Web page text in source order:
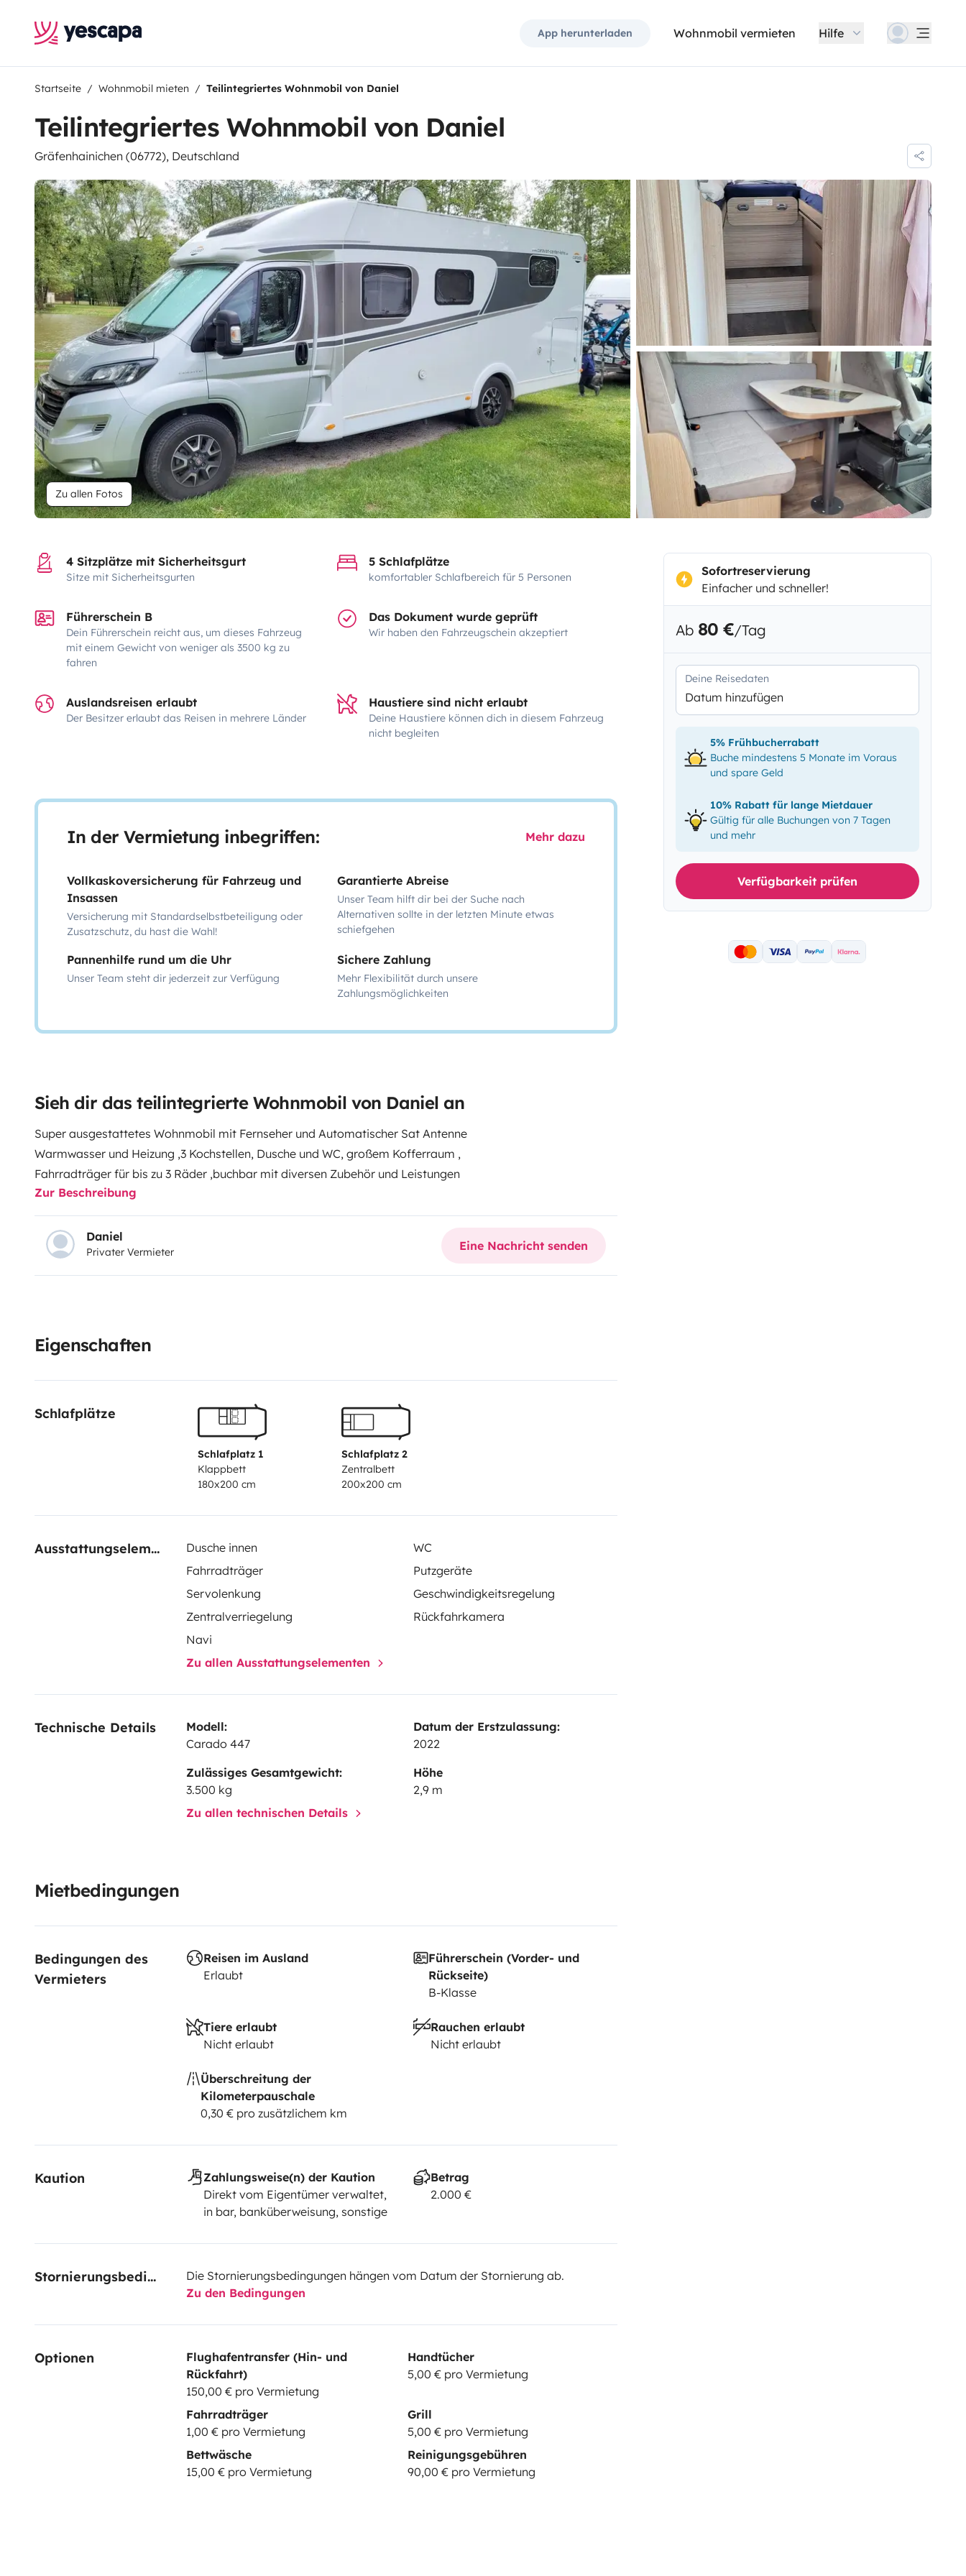
App herunterladen Wohnmobil vermieten Hilfe
Startseite Wohnmobil mieten Teilintegriertes Wohnmobil von Daniel
Teilintegriertes Wohnmobil von Daniel
Gräfenhainichen (06772), Deutschland
Zu allen Fotos
4 Sitzplätze mit Sicherheitsgurt
Sitze mit Sicherheitsgurten
5 Schlafplätze
komfortabler Schlafbereich für 5 Personen
Führerschein B
Dein Führerschein reicht aus, um dieses Fahrzeug
mit einem Gewicht von weniger als 3500 kg zu
fahren
Das Dokument wurde geprüft
Wir haben den Fahrzeugschein akzeptiert
Auslandsreisen erlaubt
Der Besitzer erlaubt das Reisen in mehrere Länder
Haustiere sind nicht erlaubt
Deine Haustiere können dich in diesem Fahrzeug
nicht begleiten
In der Vermietung inbegriffen: Mehr dazu
Vollkaskoversicherung für Fahrzeug und
Insassen
Versicherung mit Standardselbstbeteiligung oder
Zusatzschutz, du hast die Wahl!
Garantierte Abreise
Unser Team hilft dir bei der Suche nach
Alternativen sollte in der letzten Minute etwas
schiefgehen
Pannenhilfe rund um die Uhr
Unser Team steht dir jederzeit zur Verfügung
Sichere Zahlung
Mehr Flexibilität durch unsere
Zahlungsmöglichkeiten
Sieh dir das teilintegrierte Wohnmobil von Daniel an
Super ausgestattetes Wohnmobil mit Fernseher und Automatischer Sat Antenne
Warmwasser und Heizung ,3 Kochstellen, Dusche und WC, großem Kofferraum ,
Fahrradträger für bis zu 3 Räder ,buchbar mit diversen Zubehör und Leistungen
Zur Beschreibung
Daniel
Privater Vermieter Eine Nachricht senden
Eigenschaften
Schlafplätze
Schlafplatz 1
Klappbett
180x200 cm
Schlafplatz 2
Zentralbett
200x200 cm
Ausstattungselemente Dusche innen
WC
Fahrradträger
Putzgeräte
Servolenkung
Geschwindigkeitsregelung
Zentralverriegelung
Rückfahrkamera
Navi
Zu allen Ausstattungselementen
Technische Details
Modell:
Carado 447
Datum der Erstzulassung:
2022
Zulässiges Gesamtgewicht:
3.500 kg
Höhe
2,9 m
Zu allen technischen Details
Mietbedingungen
Bedingungen des
Vermieters
Reisen im Ausland
Erlaubt
Führerschein (Vorder- und
Rückseite)
B-Klasse
Tiere erlaubt
Nicht erlaubt
Rauchen erlaubt
Nicht erlaubt
Überschreitung der
Kilometerpauschale
0,30 € pro zusätzlichem km
Kaution
Zahlungsweise(n) der Kaution
Direkt vom Eigentümer verwaltet,
in bar, banküberweisung, sonstige
Betrag
2.000 €
Stornierungsbedingungen
Die Stornierungsbedingungen hängen vom Datum der Stornierung ab.
Zu den Bedingungen
Optionen
Flughafentransfer (Hin- und
Rückfahrt)
150,00 € pro Vermietung
Handtücher
5,00 € pro Vermietung
Fahrradträger
1,00 € pro Vermietung
Grill
5,00 € pro Vermietung
Bettwäsche
15,00 € pro Vermietung
Reinigungsgebühren
90,00 € pro Vermietung
Sofortreservierung
Einfacher und schneller!
Ab 80 €/Tag
Deine Reisedaten
Datum hinzufügen
5% Frühbucherrabatt
Buche mindestens 5 Monate im Voraus
und spare Geld
10% Rabatt für lange Mietdauer
Gültig für alle Buchungen von 7 Tagen
und mehr
Verfügbarkeit prüfen